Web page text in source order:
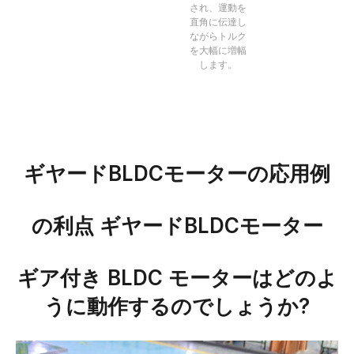
され、運動を
直角に伝達し
ながらトルク
を大幅に増幅
します。
ギヤードBLDCモーターの応用例
の利点 ギヤードBLDCモーター
ギア付き BLDC モーターはどのよ
うに動作するのでしょうか?